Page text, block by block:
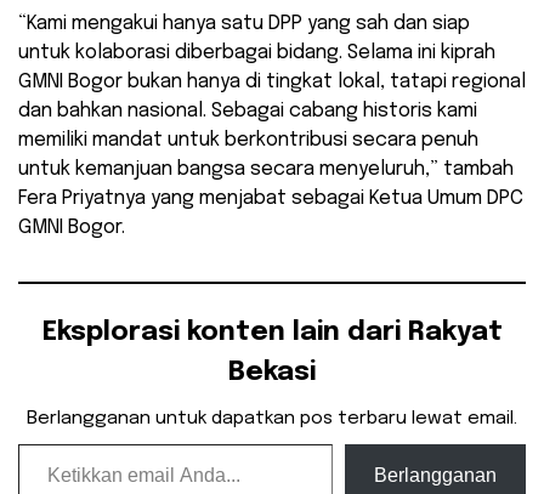
“Kami mengakui hanya satu DPP yang sah dan siap
untuk kolaborasi diberbagai bidang. Selama ini kiprah
GMNI Bogor bukan hanya di tingkat lokal, tatapi regional
dan bahkan nasional. Sebagai cabang historis kami
memiliki mandat untuk berkontribusi secara penuh
untuk kemanjuan bangsa secara menyeluruh,” tambah
Fera Priyatnya yang menjabat sebagai Ketua Umum DPC
GMNI Bogor.
Eksplorasi konten lain dari Rakyat
Bekasi
Berlangganan untuk dapatkan pos terbaru lewat email.
Ketikkan email Anda...
Berlangganan